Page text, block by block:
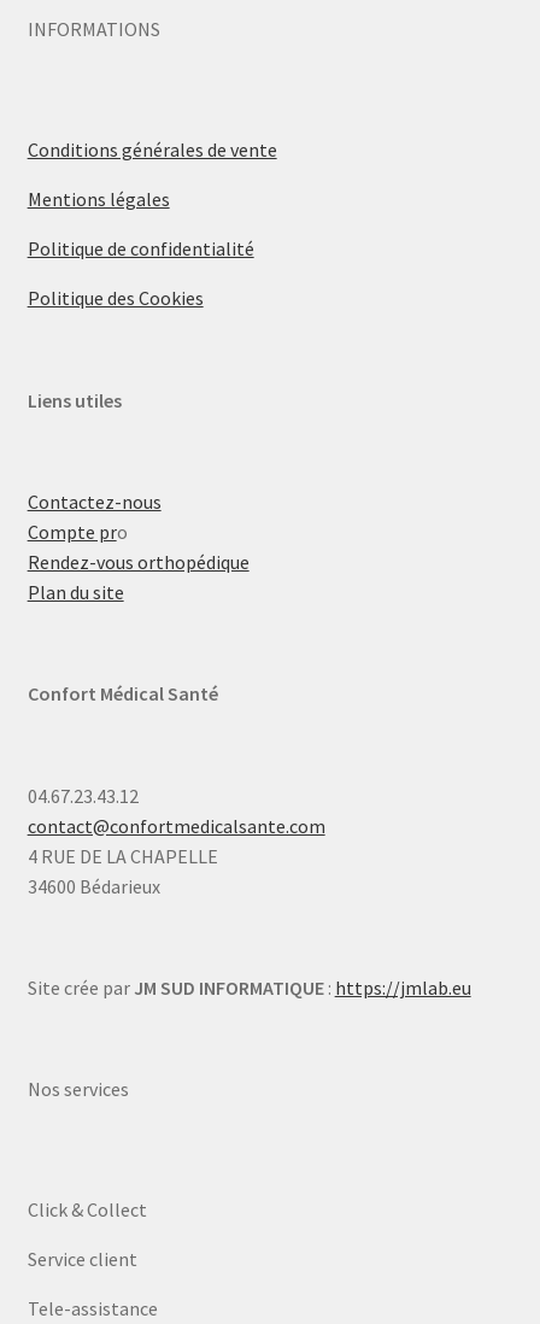
INFORMATIONS
Conditions générales de vente
Mentions légales
Politique de confidentialité
Politique des Cookies
Liens utiles
Contactez-nous
Compte pro
Rendez-vous orthopédique
Plan du site
Confort Médical Santé
04.67.23.43.12
contact@confortmedicalsante.com
4 RUE DE LA CHAPELLE
34600 Bédarieux
Site crée par JM SUD INFORMATIQUE: https://jmlab.eu
Nos services
Click & Collect
Service client
Tele-assistance